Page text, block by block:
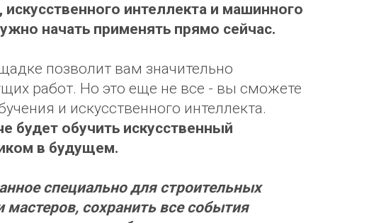
интеллекта и машинного
начать применять прямо сейчас.
позволит вам значительно
работ. Но это еще не все - вы сможете
и искусственного интеллекта.
будет обучить искусственный
в будущем.
специально для строительных
сохранить все события